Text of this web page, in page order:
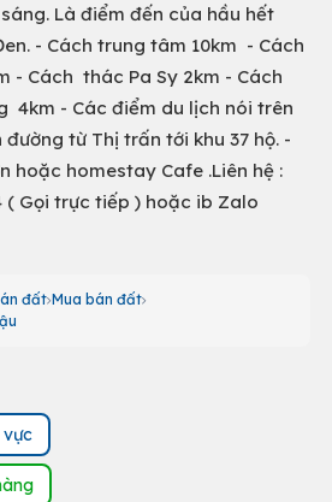
Là điểm đến của hầu hết
- Cách trung tâm 10km - Cách
- Cách thác Pa Sy 2km - Cách
4km - Các điểm du lịch nói trên
từ Thị trấn tới khu 37 hộ. -
hoặc homestay Cafe .Liên hệ :
( Gọi trực tiếp ) hoặc ib Zalo
đất Mua bán đất